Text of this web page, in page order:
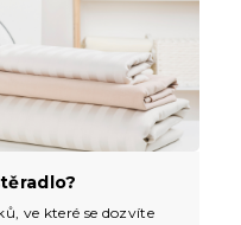
ve které se dozvíte